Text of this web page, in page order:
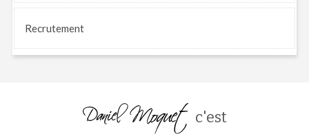
Recrutement
c'est